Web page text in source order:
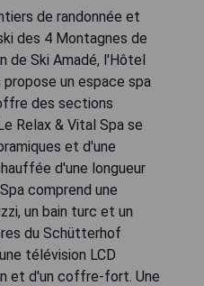
de randonnée et
des 4 Montagnes de
de Ski Amadé, l'Hôtel
un espace spa
des sections
Relax & Vital Spa se
et d'une
d'une longueur
comprend une
un bain turc et un
du Schütterhof
télévision LCD
et d'un coffre-fort. Une